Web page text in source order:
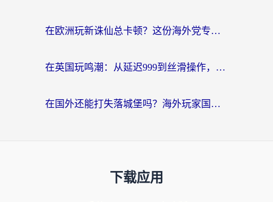
在欧洲玩新诛仙总卡顿？这份海外党专属加速器指南帮你解决延迟难题
在英国玩鸣潮：从延迟999到丝滑操作，我是怎么做到的？
在国外还能打失落城堡吗？海外玩家国服游戏加速终极指南（附北美玩online加速器下载技巧）
下载应用